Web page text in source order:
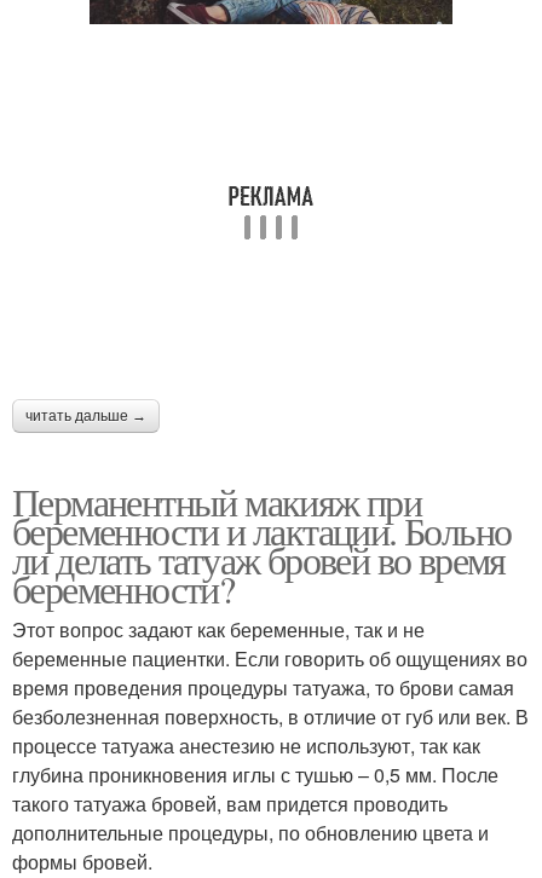
читать дальше →
Перманентный макияж при
беременности и лактации. Больно
ли делать татуаж бровей во время
беременности?
Этот вопрос задают как беременные, так и не
беременные пациентки. Если говорить об ощущениях во
время проведения процедуры татуажа, то брови самая
безболезненная поверхность, в отличие от губ или век. В
процессе татуажа анестезию не используют, так как
глубина проникновения иглы с тушью – 0,5 мм. После
такого татуажа бровей, вам придется проводить
дополнительные процедуры, по обновлению цвета и
формы бровей.